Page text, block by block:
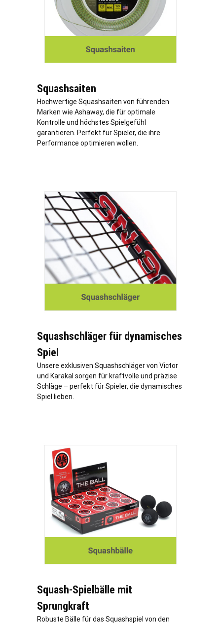
Squashsaiten
Hochwertige Squashsaiten von führenden
Marken wie Ashaway, die für optimale
Kontrolle und höchstes Spielgefühl
garantieren. Perfekt für Spieler, die ihre
Performance optimieren wollen.
Squashschläger für dynamisches
Spiel
Unsere exklusiven Squashschläger von Victor
und Karakal sorgen für kraftvolle und präzise
Schläge – perfekt für Spieler, die dynamisches
Spiel lieben.
Squash-Spielbälle mit
Sprungkraft
Robuste Bälle für das Squashspiel von den